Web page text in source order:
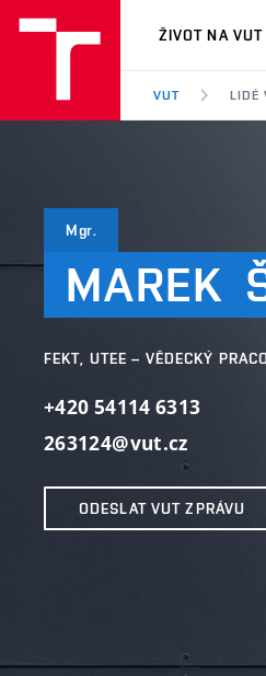
VUT
ŽIVOT NA VUT
VUT LIDÉ
Mgr.
MAREK
FEKT, UTEE – VĚDECKÝ
+420 54114 6313
263124@vut.cz
ODESLAT VUT ZPRÁVU